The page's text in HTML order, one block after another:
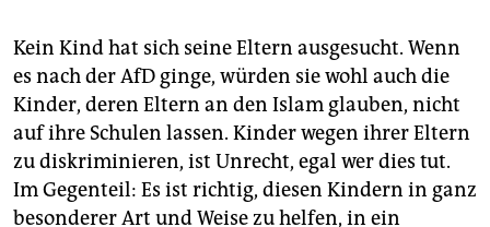
Kein Kind hat sich seine Eltern ausgesucht. Wenn
es nach der AfD ginge, würden sie wohl auch die
Kinder, deren Eltern an den Islam glauben, nicht
auf ihre Schulen lassen. Kinder wegen ihrer Eltern
zu diskriminieren, ist Unrecht, egal wer dies tut.
Im Gegenteil: Es ist richtig, diesen Kindern in ganz
besonderer Art und Weise zu helfen, in ein